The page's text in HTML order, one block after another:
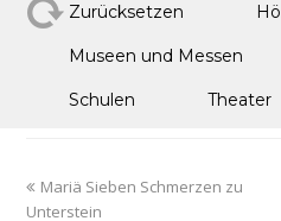
Zurücksetzen
Museen und Messen
Schulen Theater
Mariä Sieben Schmerzen zu
Unterstein